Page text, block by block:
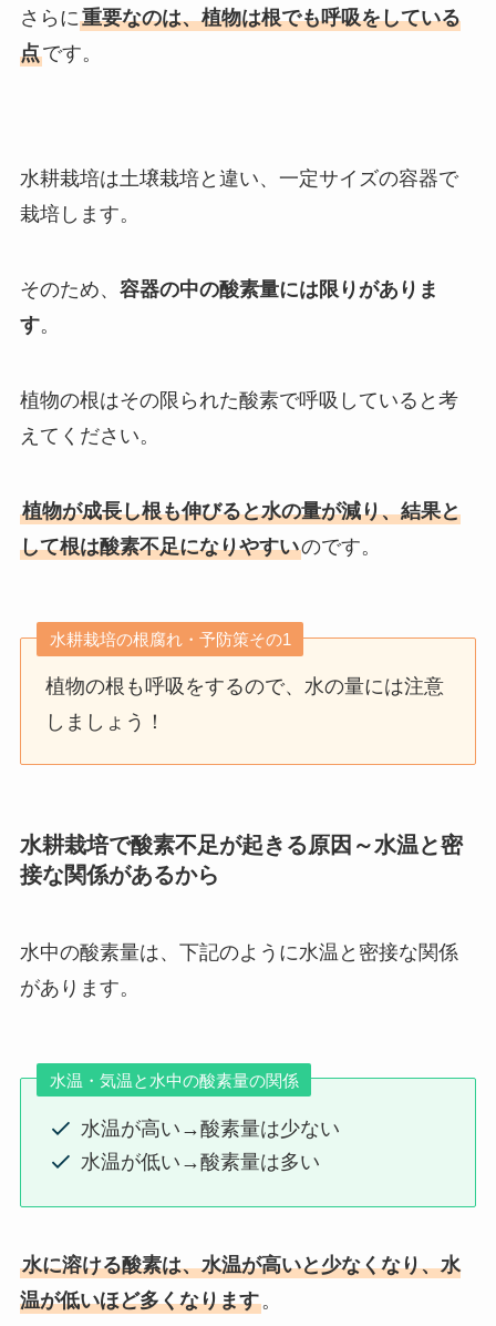
さらに重要なのは、植物は根でも呼吸をしている
点です。
水耕栽培は土壌栽培と違い、一定サイズの容器で
栽培します。
そのため、 容器の中の酸素量には限りがありま
す。
植物の根はその限られた酸素で呼吸していると考
えてください。
植物が成長し根も伸びると水の量が減り、結果と
して根は酸素不足になりやすいのです。
水耕栽培の根腐れ・予防策その1
植物の根も呼吸をするので、水の量には注意
しましょう！
水耕栽培で酸素不足が起きる原因～水温と密
接な関係があるから
水中の酸素量は、下記のように水温と密接な関係
があります。
水温・気温と水中の酸素量の関係
水温が高い→酸素量は少ない
水温が低い→酸素量は多い
水に溶ける酸素は、水温が高いと少なくなり、水
温が低いほど多くなります。